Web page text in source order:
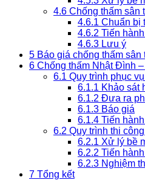
4.6 Chống thấm sân
4.6.1 Chuẩn bị
4.6.2 Tiến
4.6.3 Lưu ý
5 Báo giá chống thấm
6 Chống thấm Nhật Đình
6.1 Quy trình phục
6.1.1 Khảo sát
6.1.2 Đưa ra
6.1.3 Báo giá
6.1.4 Tiến
6.2 Quy trình thi
6.2.1 Xử lý bề
6.2.2 Tiến
6.2.3 Nghiệm
7 Tổng kết